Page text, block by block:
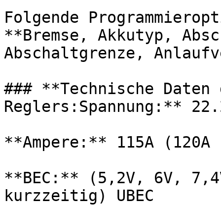
Folgende
**Bremse, Akkutyp,
Abschaltgrenze,
### **Technische Daten
Reglers:Spannung:**
**Ampere:** 115A
**BEC:** (5,2V, 6V,
kurzzeitig) UBEC